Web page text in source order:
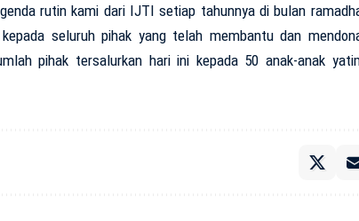
rutin kami dari IJTI setiap tahunnya di bulan
seluruh pihak yang telah membantu dan
pihak tersalurkan hari ini kepada 50 anak-anak